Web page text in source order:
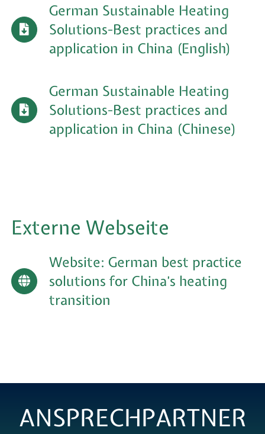
German Sustainable Heating
Solutions-Best practices and
application in China (English)
German Sustainable Heating
Solutions-Best practices and
application in China (Chinese)
Externe Webseite
Website: German best practice
solutions for China’s heating
transition
ANSPRECHPARTNER